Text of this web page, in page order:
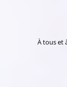
À tous et